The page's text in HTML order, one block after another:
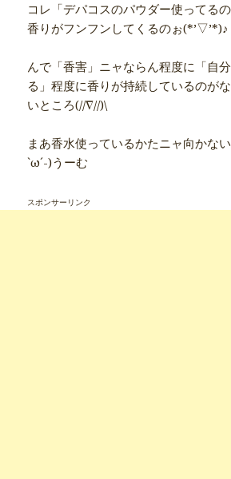
コレ「デパコスのパウダー使ってる
香りがフンフンしてくるのぉ(*’▽’*)♪
んで「香害」ニャならん程度に「自
る」程度に香りが持続しているのが
いところ(//∇//)\
まあ香水使っているかたニャ向かな
`ω´-)うーむ
スポンサーリンク